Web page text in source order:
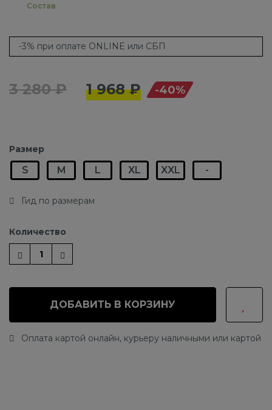
Состав
-3% при оплате ONLINE или СБП
3 280 ₽ 1 968 ₽ -40%
Размер
S M L XL XXL -
Гид по размерам
Количество
ДОБАВИТЬ В КОРЗИНУ
Оплата картой онлайн, курьеру наличными или картой